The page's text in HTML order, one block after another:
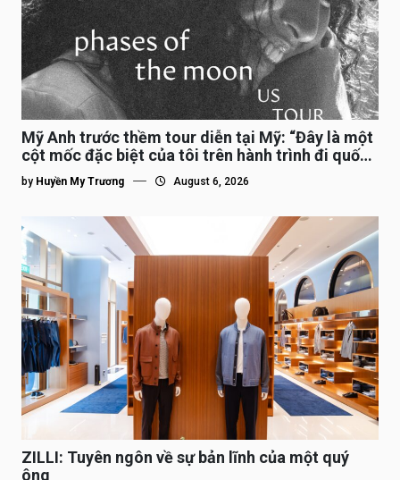
Mỹ Anh trước thềm tour diễn tại Mỹ: “Đây là một
cột mốc đặc biệt của tôi trên hành trình đi quốc
tế”
by Huyền My Trương August 6, 2026
ZILLI: Tuyên ngôn về sự bản lĩnh của một quý
ông